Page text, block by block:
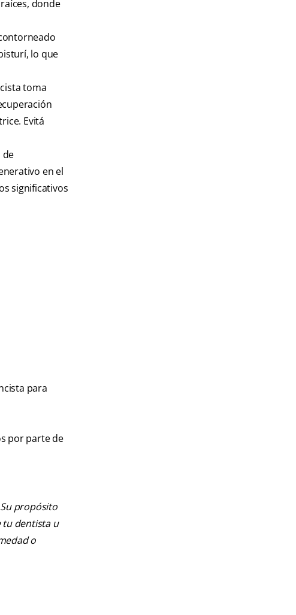
donde
lo que
toma
Evitá
de
en el
significativos
para
por parte de
propósito
tu dentista u
o